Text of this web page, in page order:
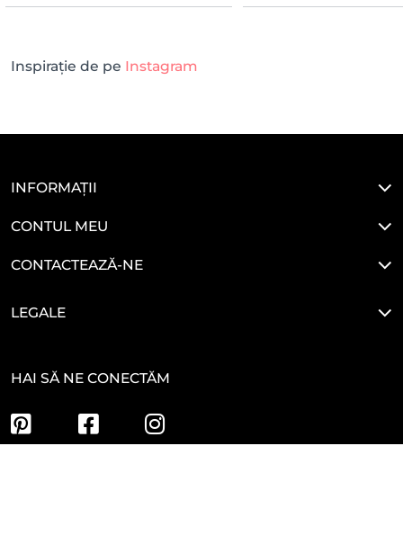
Inspirație de pe Instagram
INFORMAȚII
CONTUL MEU
CONTACTEAZĂ-NE
LEGALE
HAI SĂ NE CONECTĂM